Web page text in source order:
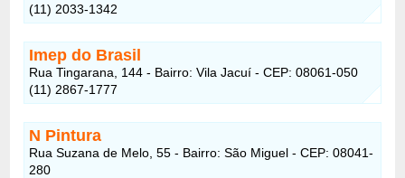
(11) 2033-1342
Imep do Brasil
Rua Tingarana, 144 - Bairro: Vila Jacuí - CEP: 08061-050
(11) 2867-1777
N Pintura
Rua Suzana de Melo, 55 - Bairro: São Miguel - CEP: 08041-
280